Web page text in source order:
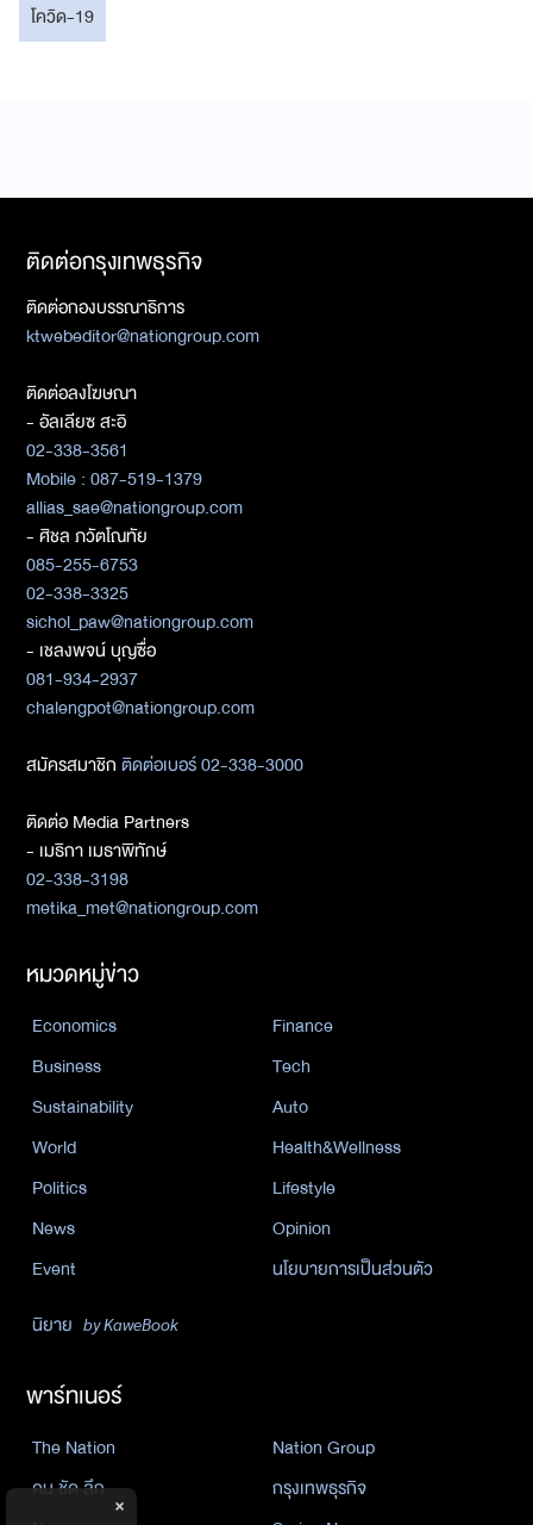
โควิด-19
ติดต่อกรุงเทพธุรกิจ
ติดต่อกองบรรณาธิการ
ktwebeditor@nationgroup.com
ติดต่อลงโฆษณา
- อัลเลียซ สะอิ
02-338-3561
Mobile : 087-519-1379
allias_sae@nationgroup.com
- ศิชล ภวัตโณทัย
085-255-6753
02-338-3325
sichol_paw@nationgroup.com
- เชลงพจน์ บุญซื่อ
081-934-2937
chalengpot@nationgroup.com
สมัครสมาชิกติดต่อเบอร์ 02-338-3000
ติดต่อ Media Partners
- เมธิกา เมธาพิทักษ์
02-338-3198
metika_met@nationgroup.com
หมวดหมู่ข่าว
Economics
Finance
Business
Tech
Sustainability
Auto
World
Health&Wellness
Politics
Lifestyle
News
Opinion
Event
นโยบายการเป็นส่วนตัว
นิยาย by KaweBook
พาร์ทเนอร์
The Nation
Nation Group
คม ชัด ลึก
กรุงเทพธุรกิจ
×